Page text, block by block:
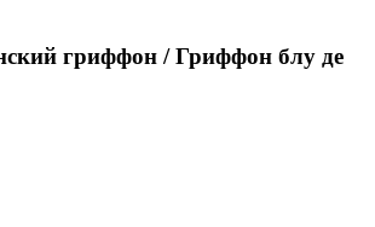
гриффон / Гриффон блу де